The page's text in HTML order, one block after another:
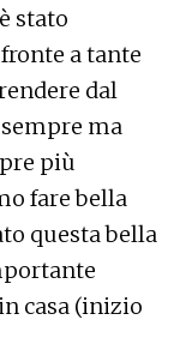
stato
a tante
dal
sempre ma
più
fare bella
questa bella
casa (inizio